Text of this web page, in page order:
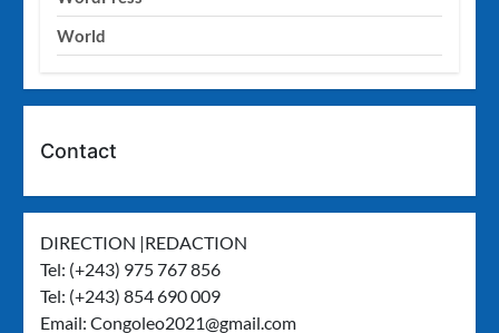
World
Contact
DIRECTION |REDACTION
Tel: (+243) 975 767 856
Tel: (+243) 854 690 009
Email:Congoleo2021@gmail.com